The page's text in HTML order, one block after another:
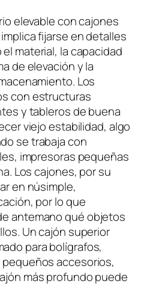
elevable con cajones
fijarse en detalles
material, la capacidad
de elevación y la
Los
con estructuras
y tableros de buena
viejo estabilidad, algo
se trabaja con
impresoras pequeñas
Los cajones, por su
en núsimple,
por lo que
antemano qué objetos
Un cajón superior
para bolígrafos,
accesorios,
más profundo puede